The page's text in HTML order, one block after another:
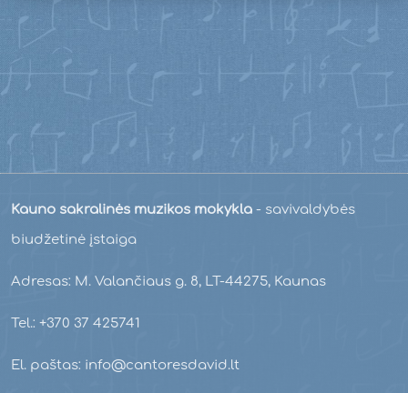
Kauno sakralinės muzikos mokykla - savivaldybės
biudžetinė įstaiga
Adresas: M. Valančiaus g. 8, LT-44275, Kaunas
Tel.: +370 37 425741
El. paštas: info@cantoresdavid.lt